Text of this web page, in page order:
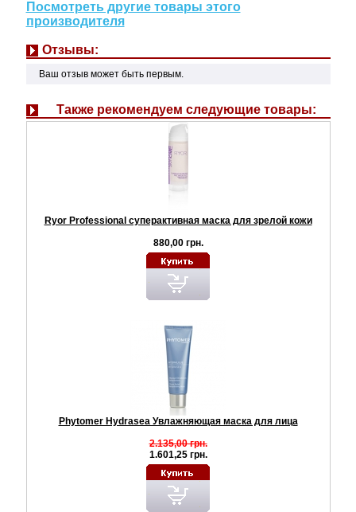
Посмотреть другие товары этого
производителя
Отзывы:
Ваш отзыв может быть первым.
Также рекомендуем следующие товары:
Ryor Professional суперактивная маска для зрелой кожи
880,00 грн.
Phytomer Hydrasea Увлажняющая маска для лица
2.135,00 грн.
1.601,25 грн.